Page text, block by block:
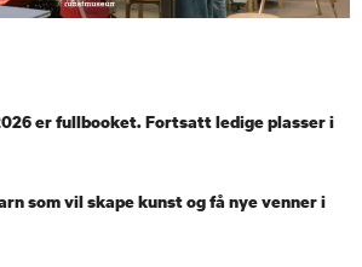
er fullbooket. Fortsatt ledige plasser i
som vil skape kunst og få nye venner i